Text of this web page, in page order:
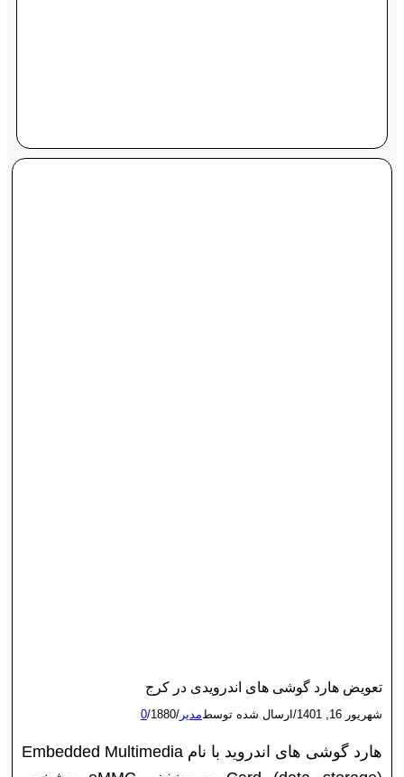
تعویض هارد گوشی های اندرویدی در کرج
شهریور 16, 1401 /ارسال شده توسطمدیر /
1880
/
0
هارد گوشی های اندروید با نام Embedded Multimedia